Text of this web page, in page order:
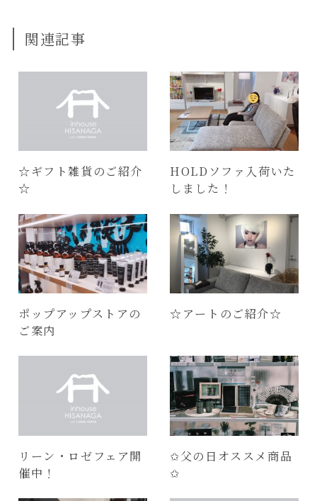
関連記事
☆ギフト雑貨のご紹介
☆
HOLDソファ入荷いた
しました！
ポップアップストアの
ご案内
☆アートのご紹介☆
リーン・ロゼフェア開
催中！
✩父の日オススメ商品
✩